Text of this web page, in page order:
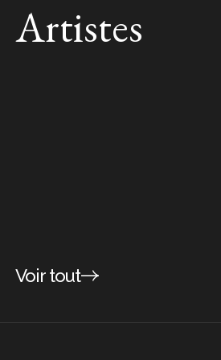
Artistes
Voir tout